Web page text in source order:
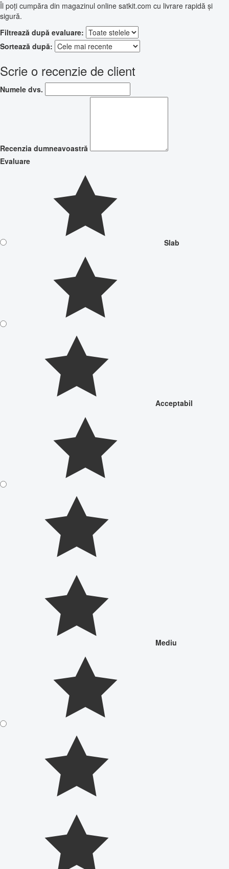
Îl poți cumpăra din magazinul online satkit.com cu livrare rapidă și
sigură.
Filtrează după evaluare:
Sortează după:
Scrie o recenzie de client
Numele dvs.
Recenzia dumneavoastră
Evaluare
Slab
Acceptabil
Mediu